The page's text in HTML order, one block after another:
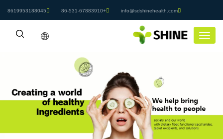
info@sdshinehealth.com
+86-531-67883910
8619953188045